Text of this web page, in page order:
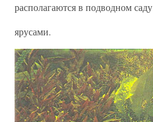
располагаются в подводном саду
ярусами.